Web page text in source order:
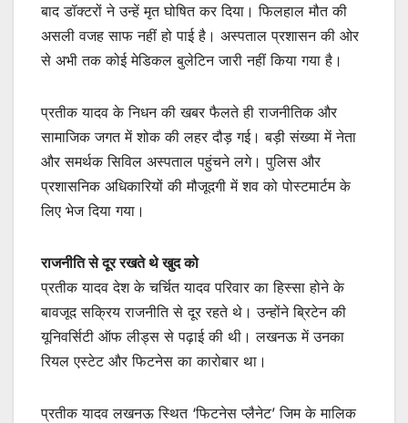
बाद डॉक्टरों ने उन्हें मृत घोषित कर दिया। फिलहाल मौत की
असली वजह साफ नहीं हो पाई है। अस्पताल प्रशासन की ओर
से अभी तक कोई मेडिकल बुलेटिन जारी नहीं किया गया है।
प्रतीक यादव के निधन की खबर फैलते ही राजनीतिक और
सामाजिक जगत में शोक की लहर दौड़ गई। बड़ी संख्या में नेता
और समर्थक सिविल अस्पताल पहुंचने लगे। पुलिस और
प्रशासनिक अधिकारियों की मौजूदगी में शव को पोस्टमार्टम के
लिए भेज दिया गया।
राजनीति से दूर रखते थे खुद को
प्रतीक यादव देश के चर्चित यादव परिवार का हिस्सा होने के
बावजूद सक्रिय राजनीति से दूर रहते थे। उन्होंने ब्रिटेन की
यूनिवर्सिटी ऑफ लीड्स से पढ़ाई की थी। लखनऊ में उनका
रियल एस्टेट और फिटनेस का कारोबार था।
प्रतीक यादव लखनऊ स्थित ‘फिटनेस प्लैनेट’ जिम के मालिक